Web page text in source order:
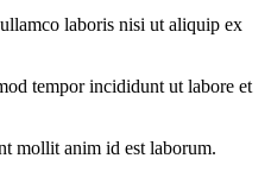
laboris nisi ut aliquip ex
tempor incididunt ut labore et
mollit anim id est laborum.